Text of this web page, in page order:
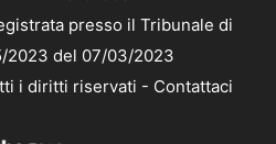
presso il Tribunale di
2023 del 07/03/2023
i diritti riservati - Contattaci